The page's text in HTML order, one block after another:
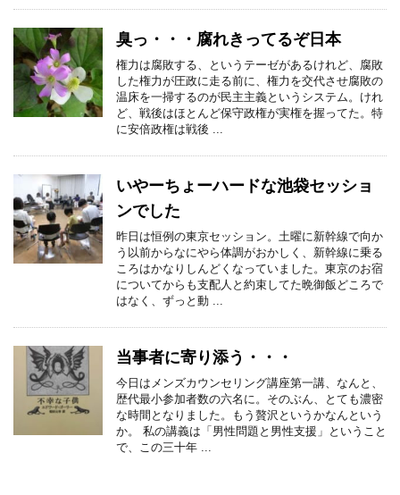
臭っ・・・腐れきってるぞ日本
権力は腐敗する、というテーゼがあるけれど、腐敗
した権力が圧政に走る前に、権力を交代させ腐敗の
温床を一掃するのが民主主義というシステム。けれ
ど、戦後はほとんど保守政権が実権を握ってた。特
に安倍政権は戦後 ...
いやーちょーハードな池袋セッショ
ンでした
昨日は恒例の東京セッション。土曜に新幹線で向か
う以前からなにやら体調がおかしく、新幹線に乗る
ころはかなりしんどくなっていました。東京のお宿
についてからも支配人と約束してた晩御飯どころで
はなく、ずっと動 ...
当事者に寄り添う・・・
今日はメンズカウンセリング講座第一講、なんと、
歴代最小参加者数の六名に。そのぶん、とても濃密
な時間となりました。もう贅沢というかなんという
か。 私の講義は「男性問題と男性支援」ということ
で、この三十年 ...